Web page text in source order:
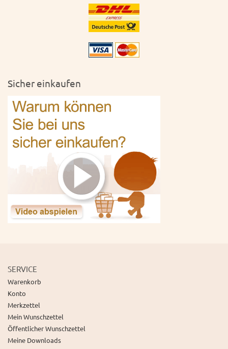
Sicher einkaufen
SERVICE
Warenkorb
Konto
Merkzettel
Mein Wunschzettel
Öffentlicher Wunschzettel
Meine Downloads